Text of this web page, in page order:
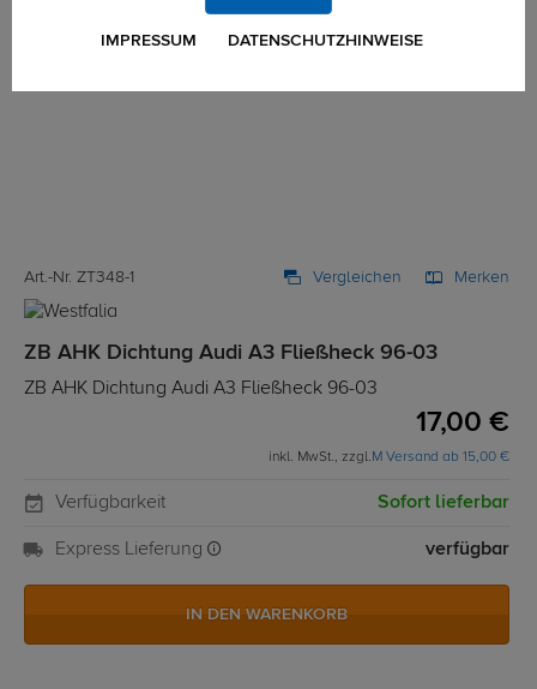
Art.-Nr. ZT348-1 Vergleichen Merken
ZB AHK Dichtung Audi A3 Fließheck 96-03
ZB AHK Dichtung Audi A3 Fließheck 96-03
17,00 €
inkl. MwSt., zzgl.M Versand ab 15,00 €
Verfügbarkeit Sofort lieferbar
Express Lieferung verfügbar
IN DEN WARENKORB
IMPRESSUM DATENSCHUTZHINWEISE